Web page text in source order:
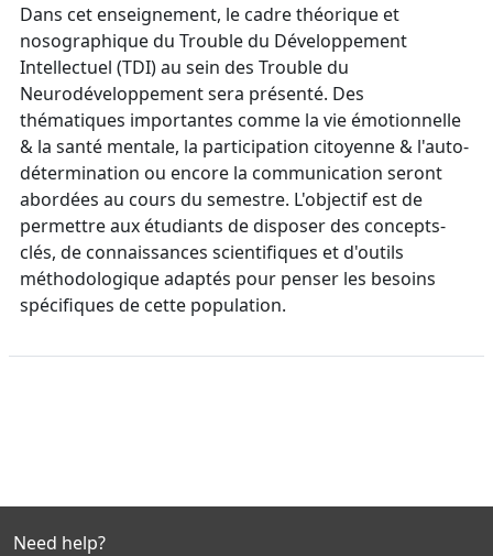
Dans cet enseignement, le cadre théorique et
nosographique du Trouble du Développement
Intellectuel (TDI) au sein des Trouble du
Neurodéveloppement sera présenté. Des
thématiques importantes comme la vie émotionnelle
& la santé mentale, la participation citoyenne & l'auto-
détermination ou encore la communication seront
abordées au cours du semestre. L'objectif est de
permettre aux étudiants de disposer des concepts-
clés, de connaissances scientifiques et d'outils
méthodologique adaptés pour penser les besoins
spécifiques de cette population.
Need help?